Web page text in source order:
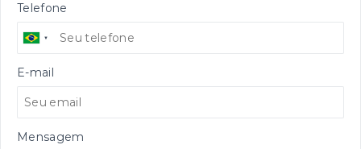
Telefone
E-mail
Mensagem